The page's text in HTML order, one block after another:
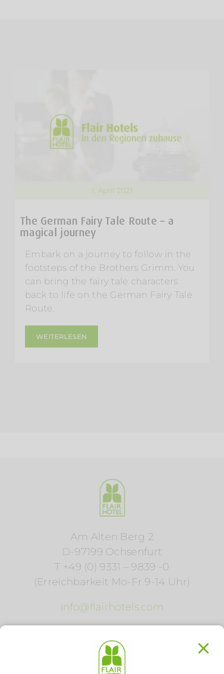
1. April 2021
The German Fairy Tale Route – a
magical journey
Embark on a journey to follow in the
footsteps of the Brothers Grimm. You
can bring the fairy tale characters
back to life on the German Fairy Tale
Route.
WEITERLESEN
Am Alten Berg 2
D-97199 Ochsenfurt
T +49 (0) 9331 – 9839 -0
(Erreichbarkeit Mo-Fr 9-14 Uhr)
info@flairhotels.com